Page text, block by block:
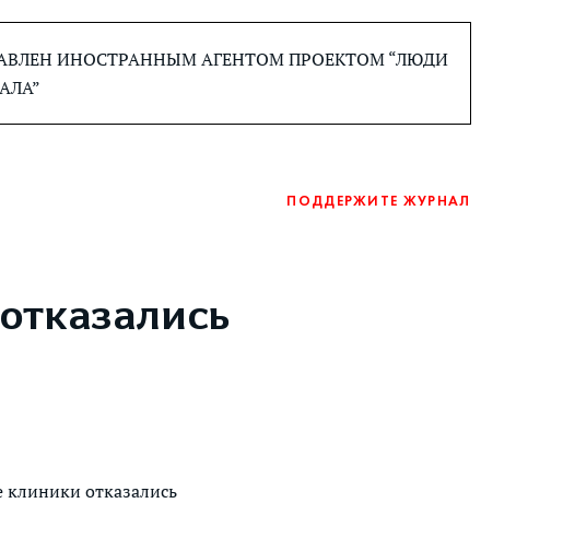
ИНОСТРАННЫМ АГЕНТОМ ПРОЕКТОМ “ЛЮДИ
ПОДДЕРЖИТЕ ЖУРНАЛ
отказались